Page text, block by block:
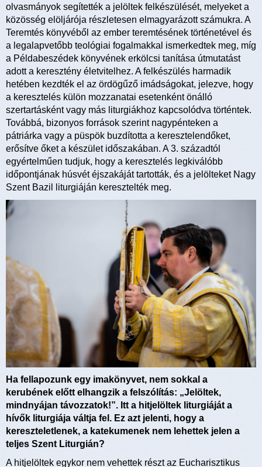
olvasmányok segítették a jelöltek felkészülését, melyeket a
közösség elöljárója részletesen elmagyarázott számukra. A
Teremtés könyvéből az ember teremtésének történetével és
a legalapvetőbb teológiai fogalmakkal ismerkedtek meg, míg
a Példabeszédek könyvének erkölcsi tanítása útmutatást
adott a keresztény életvitelhez. A felkészülés harmadik
hetében kezdték el az ördögűző imádságokat, jelezve, hogy
a keresztelés külön mozzanatai esetenként önálló
szertartásként vagy más liturgiákhoz kapcsolódva történtek.
Továbbá, bizonyos források szerint nagypénteken a
pátriárka vagy a püspök buzdította a keresztelendőket,
erősítve őket a készület időszakában. A 3. századtól
egyértelműen tudjuk, hogy a keresztelés legkiválóbb
időpontjának húsvét éjszakáját tartották, és a jelölteket Nagy
Szent Bazil liturgiáján keresztelték meg.
Ha fellapozunk egy imakönyvet, nem sokkal a
kerubének előtt elhangzik a felszólítás: „Jelöltek,
mindnyájan távozzatok!”. Itt a hitjelöltek liturgiáját a
hívők liturgiája váltja fel. Ez azt jelenti, hogy a
kereszteletlenek, a katekumenek nem lehettek jelen a
teljes Szent Liturgián?
A hitjelöltek egykor nem vehettek részt az Eucharisztikus